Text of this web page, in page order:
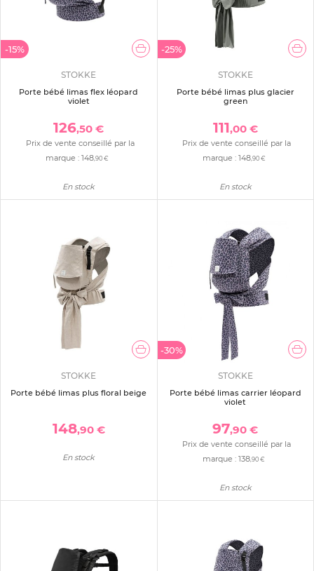
-15%
STOKKE
Porte bébé limas flex léopard
violet
126,50 €
Prix de vente conseillé par la
marque :148 ,90 €
En stock
-25%
STOKKE
Porte bébé limas plus glacier
green
111,00 €
Prix de vente conseillé par la
marque : 148,90 €
En stock
STOKKE
Porte bébé limas plus floral beige
148,90 €
En stock
-30%
STOKKE
Porte bébé limas carrier léopard
violet
97,90 €
Prix de vente conseillé par la
marque :138 ,90 €
En stock